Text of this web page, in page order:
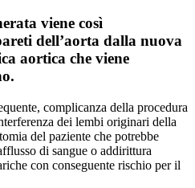
viene così
dell’aorta dalla nuova
aortica che viene
complicanza della procedura
dei lembi originari della
del paziente che potrebbe
di sangue o addirittura
con conseguente rischio per il